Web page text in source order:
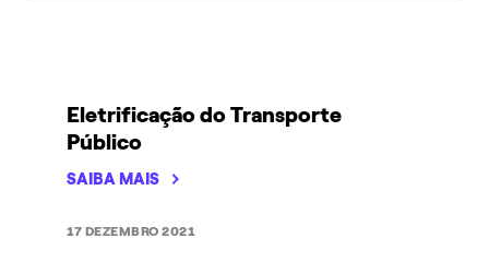
Eletrificação do Transporte
Público
SAIBA MAIS
17 DEZEMBRO 2021